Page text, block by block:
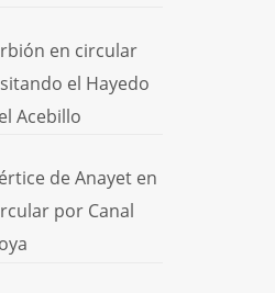
en circular
el Hayedo
Acebillo
de Anayet en
por Canal